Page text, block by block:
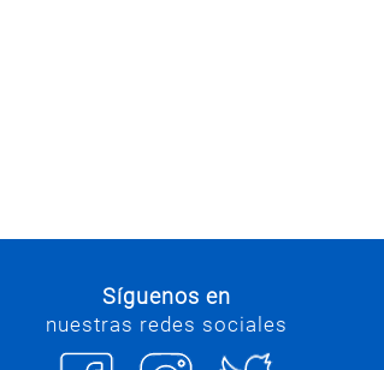
Síguenos en
nuestras redes sociales